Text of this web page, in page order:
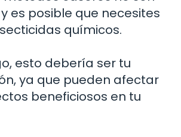
es posible que necesites
químicos.
esto debería ser tu
ya que pueden afectar
beneficiosos en tu